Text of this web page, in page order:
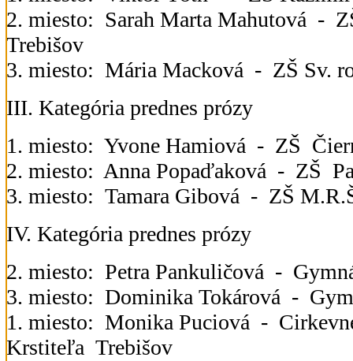
2. miesto: Sarah Marta Mahutová -
Trebišov
3. miesto: Mária Macková - ZŠ Sv.
III. Kategória prednes prózy
1. miesto: Yvone Hamiová - ZŠ
2. miesto: Anna Popaďaková - ZŠ
3. miesto: Tamara Gibová - ZŠ
IV. Kategória prednes prózy
2. miesto: Petra Pankuličová -
3. miesto: Dominika Tokárová -
1. miesto: Monika Puciová -
Krstiteľa Trebišov